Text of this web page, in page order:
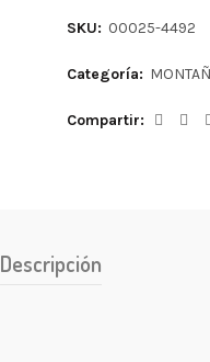
SKU: 00025-4492
Categoría:
Compartir
Descripción